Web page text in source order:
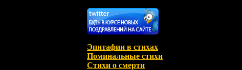
Эпитафии в стихах
Поминальные стихи
Стихи о смерти